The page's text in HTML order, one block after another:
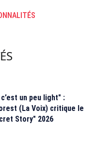
un peu light" :
(La Voix) critique le
Story" 2026